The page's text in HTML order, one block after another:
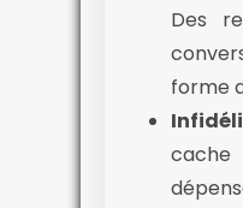
Des
forme
cache